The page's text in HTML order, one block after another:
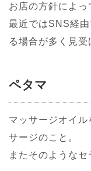
お店の方針によっ
最近ではSNS経
る場合が多く見受
ペタマ
マッサージオイ
サージのこと。
またそのようなセ